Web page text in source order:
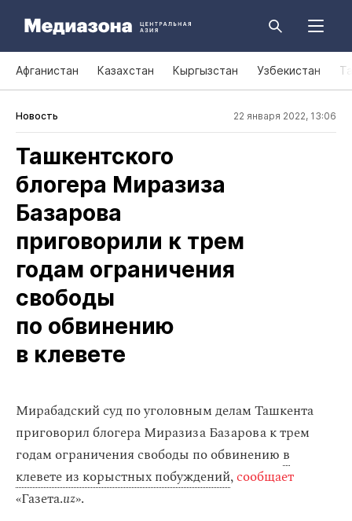
Афганистан Казахстан Кыргызстан Узбекистан
Новость 22 января 2022, 13:06
Ташкентского
блогера Миразиза
Базарова
приговорили к трем
годам ограничения
свободы
по обвинению
в клевете
Мирабадский суд по уголовным делам Ташкента
приговорил блогера Миразиза Базарова к трем
годам ограничения свободы по обвинению в
клевете из корыстных побуждений,сообщает
«Газета.uz».